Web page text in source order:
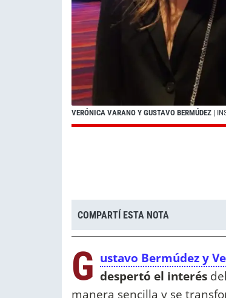
VERÓNICA VARANO Y GUSTAVO BERMÚDEZ |
COMPARTÍ ESTA NOTA
G ustavo Bermúdez y
despertó el interés
manera sencilla y se